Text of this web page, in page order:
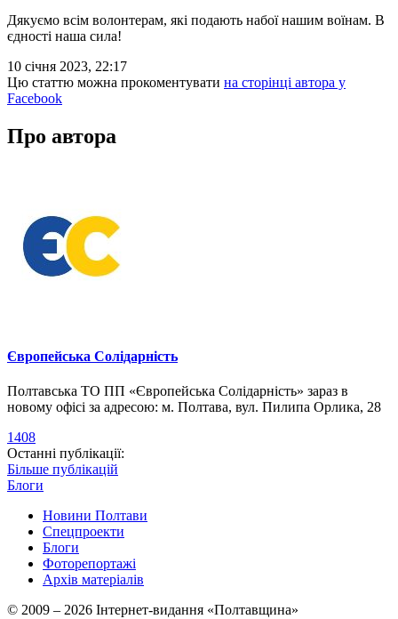
Дякуємо всім волонтерам, які подають набої нашим воїнам. В
єдності наша сила!
10 січня 2023, 22:17
Цю статтю можна прокоментувати на сторінці автора у
Facebook
Про автора
Європейська Солідарність
Полтавська ТО ПП «Європейська Солідарність» зараз в
новому офісі за адресою: м. Полтава, вул. Пилипа Орлика, 28
1408
Останні публікації:
Більше публікацій
Блоги
Новини Полтави
Спецпроекти
Блоги
Фоторепортажі
Архів матеріалів
© 2009 – 2026 Інтернет-видання «Полтавщина»